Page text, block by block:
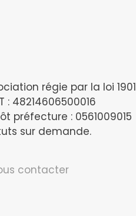
régie par la loi 1901
: 48214606500016
préfecture : 0561009015
sur demande.
contacter